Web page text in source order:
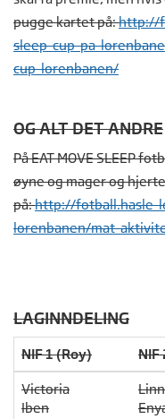
pugge kartet på:http://
sleep-cup-pa-
cup-lorenbanen/
OG ALT DET ANDRE
På EAT MOVE SLEEP
øyne og mager og
på:http://fotball.hasle-
lorenbanen/mat-
LAGINNDELING
NIF 1 (Roy) NIF
Victoria
Iben